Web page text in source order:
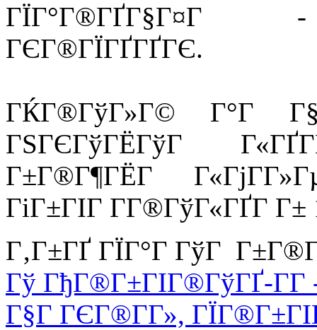
ГЇГ°Г®ГҐГ§Г¤Г
ГЄГ®ГЇГҐГҐГЄ.
ГЌГ®ГўГ»Г© Г°Г
ГЅГЄГўГЁГўГ
Г±Г®Г¶ГЁГ
ГіГ±ГІГ Г­Г®ГўГ«ГҐГ­ Г±
Г‚Г±ГҐ ГЇГ°Г ГўГ
Гў ГђГ®Г±ГІГ®ГўГҐ-
Г§Г ГЄГ®Г­Г»,